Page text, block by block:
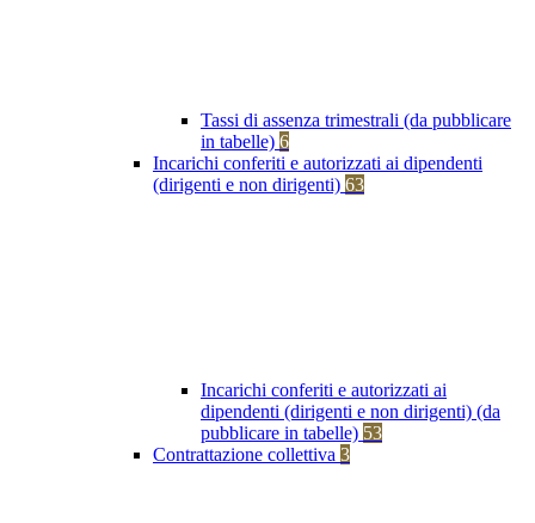
Tassi di assenza trimestrali (da pubblicare
in tabelle) 6
Incarichi conferiti e autorizzati ai dipendenti
(dirigenti e non dirigenti) 63
Incarichi conferiti e autorizzati ai
dipendenti (dirigenti e non dirigenti) (da
pubblicare in tabelle) 53
Contrattazione collettiva 3